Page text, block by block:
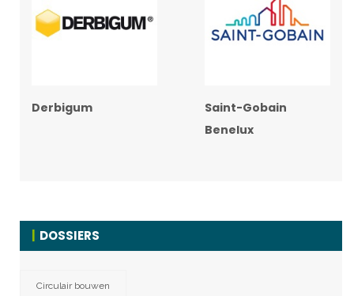
Derbigum
Saint-Gobain
Benelux
DOSSIERS
Circulair bouwen